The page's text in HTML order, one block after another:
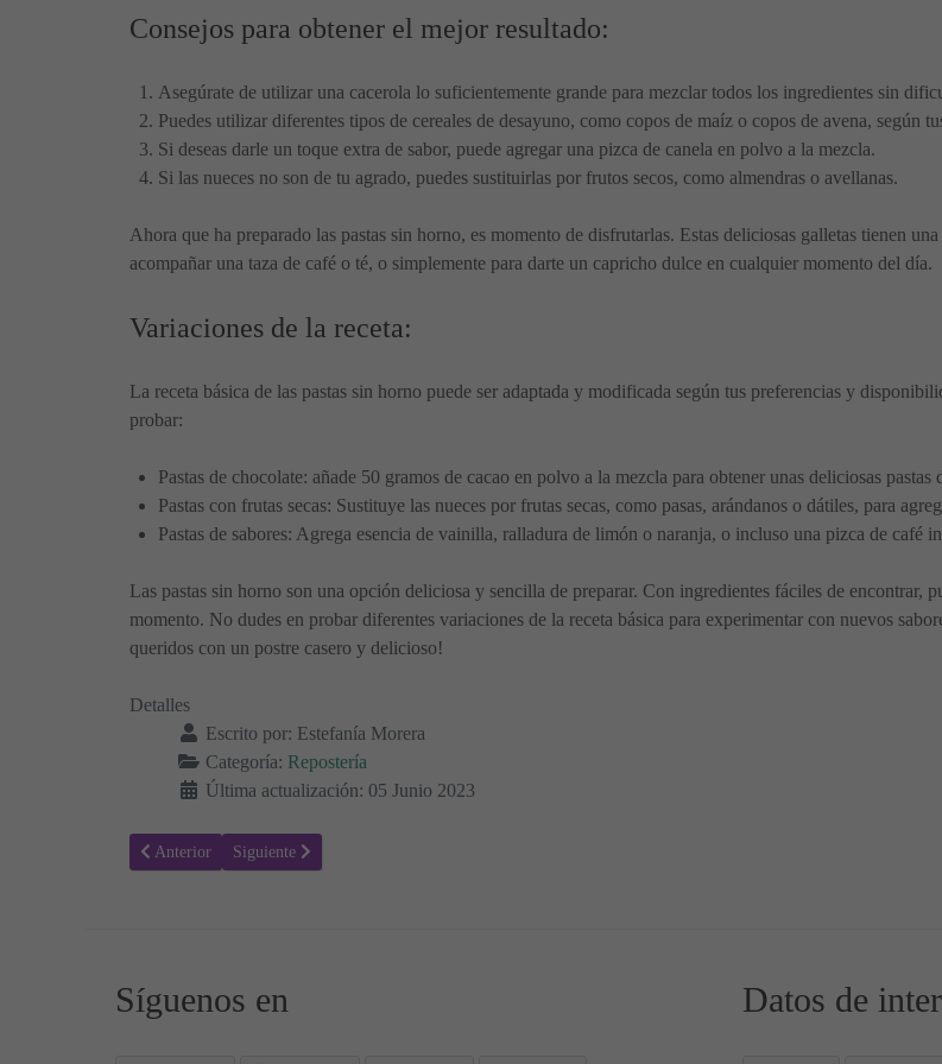
Consejos para obtener el mejor resultado:
Asegúrate de utilizar una cacerola lo suficientemente grande para mezclar todos los ingredientes sin
Puedes utilizar diferentes tipos de cereales de desayuno, como copos de maíz o copos de avena, según
Si deseas darle un toque extra de sabor, puede agregar una pizca de canela en polvo a la mezcla.
Si las nueces no son de tu agrado, puedes sustituirlas por frutos secos, como almendras o avellanas.
Ahora que ha preparado las pastas sin horno, es momento de disfrutarlas. Estas deliciosas galletas tienen
acompañar una taza de café o té, o simplemente para darte un capricho dulce en cualquier momento del día.
Variaciones de la receta:
La receta básica de las pastas sin horno puede ser adaptada y modificada según tus preferencias y
probar:
Pastas de chocolate: añade 50 gramos de cacao en polvo a la mezcla para obtener unas deliciosas pastas
Pastas con frutas secas: Sustituye las nueces por frutas secas, como pasas, arándanos o dátiles, para
Pastas de sabores: Agrega esencia de vainilla, ralladura de limón o naranja, o incluso una pizca de café
Las pastas sin horno son una opción deliciosa y sencilla de preparar. Con ingredientes fáciles de encontrar,
momento. No dudes en probar diferentes variaciones de la receta básica para experimentar con nuevos
queridos con un postre casero y delicioso!
Detalles
Escrito por: Estefanía Morera
Categoría: Repostería
Última actualización: 05 Junio 2023
Artículo anterior: Flan de Coco: Una Exquisita Combinación de Sabores Tropicales
Anterior Artículo siguiente: Cómo hacer los deliciosos Pestiños Andaluces en casa 😋
Siguiente
Síguenos en Datos de